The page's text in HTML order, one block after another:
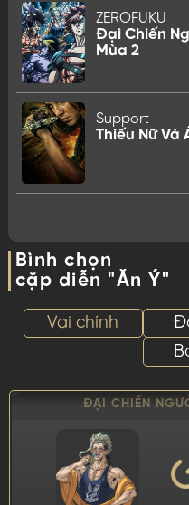
ZEROFUKU
Đại Chiến
Mùa 2
Support
Thiếu Nữ Và
Bình chọn
cặp diễn "Ăn Ý"
Vai chính
HARRY
Nguyễn Anh...
HARRY POTTER
ĐẠI CHIẾN